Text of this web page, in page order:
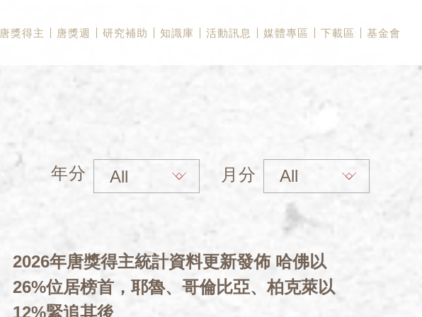
唐獎得主 唐獎週 研究補助 知識庫 活動訊息 媒體專區 下載區 基金會
年分 月分
2026年唐獎得主統計資料更新發佈 哈佛以
26%位居榜首，耶魯、哥倫比亞、柏克萊以
12%緊追其後